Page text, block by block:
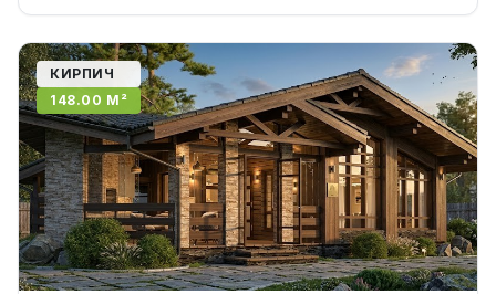
КИРПИЧ
148.00 М²